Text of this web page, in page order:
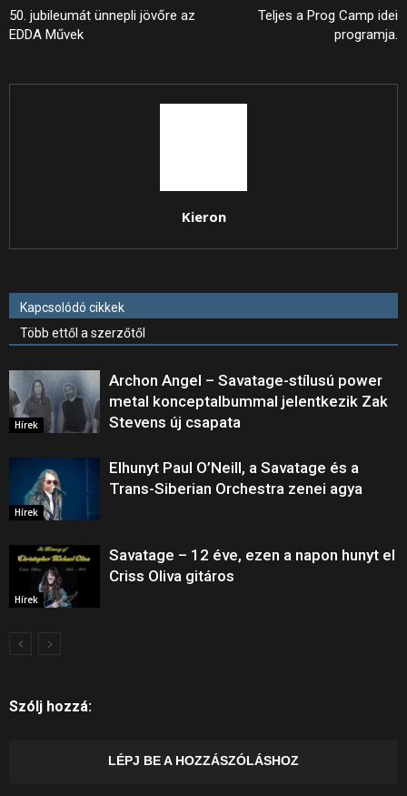
50. jubileumát ünnepli jövőre az
EDDA Művek
Teljes a Prog Camp idei
programja.
Kieron
Kapcsolódó cikkek
Több ettől a szerzőtől
Hírek
Archon Angel – Savatage-stílusú power
metal konceptalbummal jelentkezik Zak
Stevens új csapata
Hírek
Elhunyt Paul O’Neill, a Savatage és a
Trans-Siberian Orchestra zenei agya
Hírek
Savatage – 12 éve, ezen a napon hunyt el
Criss Oliva gitáros
Szólj hozzá:
LÉPJ BE A HOZZÁSZÓLÁSHOZ